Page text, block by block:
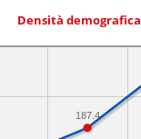
Densità demografica
187.4